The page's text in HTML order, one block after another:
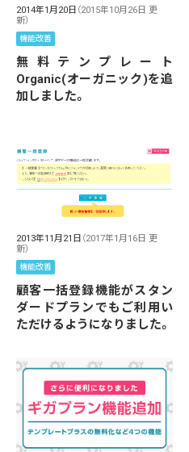
2014年1月20日 （2015年10月26日 更
新）
機能改善
無料テンプレート
Organic(オーガニック)を追
加しました。
2013年11月21日 （2017年1月16日 更
新）
機能改善
顧客一括登録機能がスタン
ダードプランでもご利用い
ただけるようになりました。